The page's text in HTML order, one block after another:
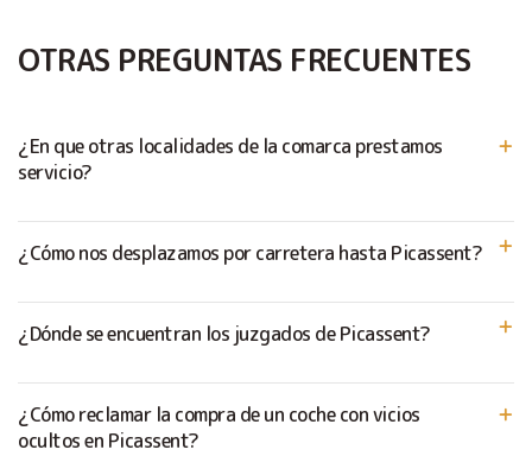
OTRAS PREGUNTAS FRECUENTES
¿En que otras localidades de la comarca prestamos
servicio?
¿Cómo nos desplazamos por carretera hasta Picassent?
¿Dónde se encuentran los juzgados de Picassent?
¿Cómo reclamar la compra de un coche con vicios
ocultos en Picassent?